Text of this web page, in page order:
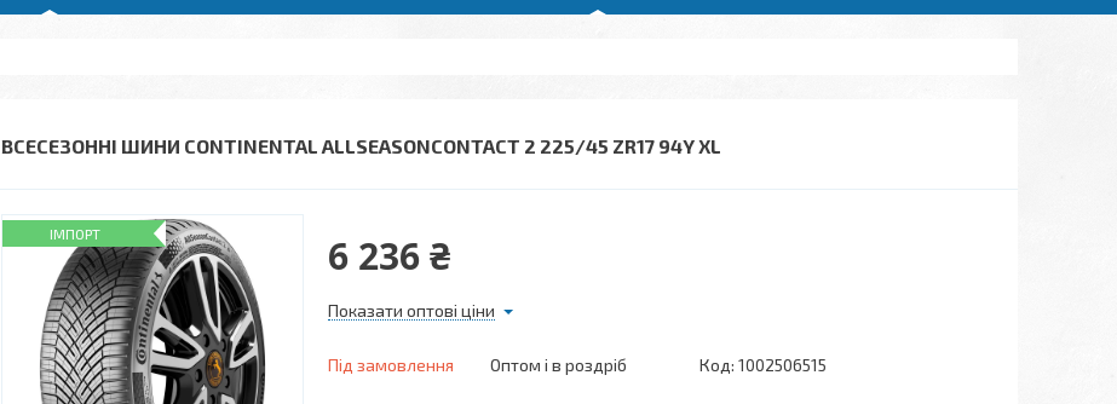
ВСЕСЕЗОННІ ШИНИ CONTINENTAL ALLSEASONCONTACT 2 225/45 ZR17 94Y XL
ІМПОРТ 6 236 ₴
Показати оптові ціни
Під замовлення Оптом і в роздріб Код: 1002506515